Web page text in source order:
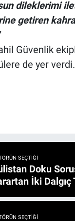
dileklerimi
getiren
Güvenlik
de yer verdi.
SEÇTIĞI
Doku
İki Dalgıç
SEÇTIĞI